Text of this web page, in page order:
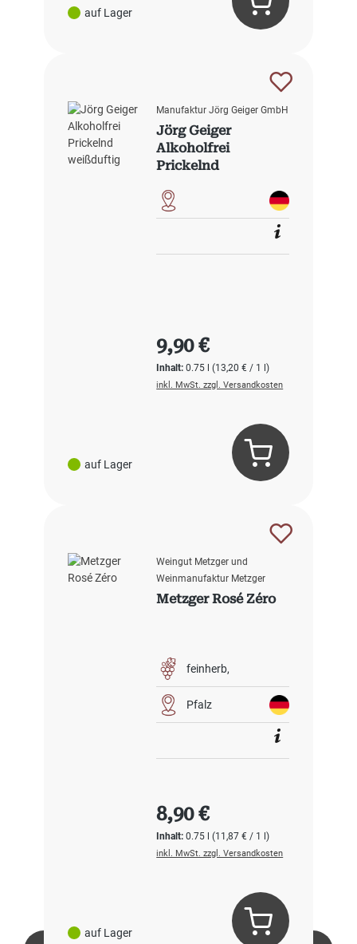
auf Lager
auf Lager
Manufaktur Jörg Geiger GmbH
Jörg Geiger
Alkoholfrei
Prickelnd
Inhalt:0.75 l(13,20 € / 1 l)
Regulärer Preis:
9,90 €
inkl. MwSt. zzgl. Versandkosten
auf Lager
Weingut Metzger und
Weinmanufaktur Metzger
Metzger Rosé Zéro
feinherb
Pfalz
Inhalt:0.75 l(11,87 € / 1 l)
Regulärer Preis:
8,90 €
inkl. MwSt. zzgl. Versandkosten